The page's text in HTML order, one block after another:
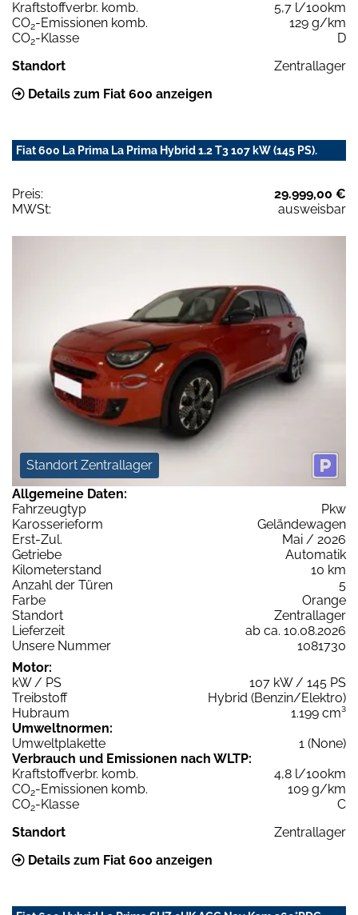
Kraftstoffverbr. komb.
5,7 l/100km
CO2-Emissionen komb.
129 g/km
CO2-Klasse
D
Standort
Zentrallager
Details zum Fiat 600 anzeigen
Fiat 600 La Prima La Prima Hybrid 1.2 T3 107 kW (145 PS).
Preis:
29.999,00 €
MWSt:
ausweisbar
Standort Zentrallager
Allgemeine Daten:
Fahrzeugtyp
Pkw
Karosserieform
Geländewagen
Erst-Zul.
Mai / 2026
Getriebe
Automatik
Kilometerstand
10 km
Anzahl der Türen
5
Farbe
Orange
Standort
Zentrallager
Lieferzeit
ab ca. 10.08.2026
Unsere Nummer
1081730
Motor:
kW / PS
107 kW / 145 PS
Treibstoff
Hybrid (Benzin/Elektro)
Hubraum
1.199 cm³
Umweltnormen:
Umweltplakette
1 (None)
Verbrauch und Emissionen nach WLTP:
Kraftstoffverbr. komb.
4,8 l/100km
CO2-Emissionen komb.
109 g/km
CO2-Klasse
C
Standort
Zentrallager
Details zum Fiat 600 anzeigen